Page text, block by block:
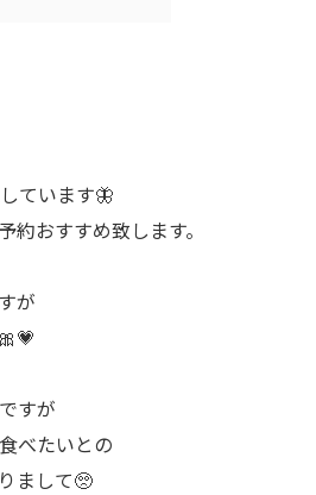
ています🦋
約おすすめ致します。
が
すが
べたいとの
まして🥺